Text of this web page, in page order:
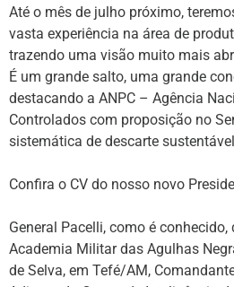
Até o mês de julho próximo,
vasta experiência na área de
trazendo uma visão muito mais
É um grande salto, uma grande
destacando a ANPC – Agência
Controlados com proposição no
sistemática de descarte
Confira o CV do nosso novo
General Pacelli, como é
Academia Militar das Agulhas
de Selva, em Tefé/AM,